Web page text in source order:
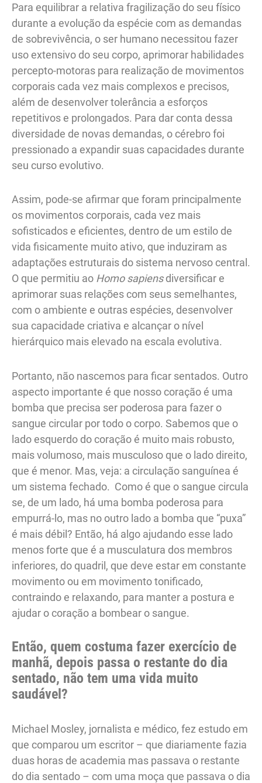
Para equilibrar a relativa fragilização do seu físico
durante a evolução da espécie com as demandas
de sobrevivência, o ser humano necessitou fazer
uso extensivo do seu corpo, aprimorar habilidades
percepto-motoras para realização de movimentos
corporais cada vez mais complexos e precisos,
além de desenvolver tolerância a esforços
repetitivos e prolongados. Para dar conta dessa
diversidade de novas demandas, o cérebro foi
pressionado a expandir suas capacidades durante
seu curso evolutivo.
Assim, pode-se afirmar que foram principalmente
os movimentos corporais, cada vez mais
sofisticados e eficientes, dentro de um estilo de
vida fisicamente muito ativo, que induziram as
adaptações estruturais do sistema nervoso central.
O que permitiu ao Homo sapiensdiversificar e
aprimorar suas relações com seus semelhantes,
com o ambiente e outras espécies, desenvolver
sua capacidade criativa e alcançar o nível
hierárquico mais elevado na escala evolutiva.
Portanto, não nascemos para ficar sentados. Outro
aspecto importante é que nosso coração é uma
bomba que precisa ser poderosa para fazer o
sangue circular por todo o corpo. Sabemos que o
lado esquerdo do coração é muito mais robusto,
mais volumoso, mais musculoso que o lado direito,
que é menor. Mas, veja: a circulação sanguínea é
um sistema fechado. Como é que o sangue circula
se, de um lado, há uma bomba poderosa para
empurrá-lo, mas no outro lado a bomba que “puxa”
é mais débil? Então, há algo ajudando esse lado
menos forte que é a musculatura dos membros
inferiores, do quadril, que deve estar em constante
movimento ou em movimento tonificado,
contraindo e relaxando, para manter a postura e
ajudar o coração a bombear o sangue.
Então, quem costuma fazer exercício de
manhã, depois passa o restante do dia
sentado, não tem uma vida muito
saudável?
Michael Mosley, jornalista e médico, fez estudo em
que comparou um escritor – que diariamente fazia
duas horas de academia mas passava o restante
do dia sentado – com uma moça que passava o dia